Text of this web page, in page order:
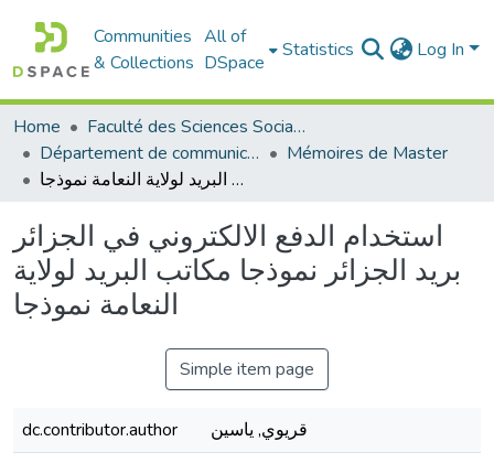
Communities
& Collections
All of
DSpace
Statistics Log In
Home
Faculté des Sciences Sociales
Département de communication
Mémoires de Master
استخدام الدفع الالكتروني في الجزائر بريد الجزائر نموذجا مكاتب البريد لولاية النعامة نموذجا
استخدام الدفع الالكتروني في الجزائر
بريد الجزائر نموذجا مكاتب البريد لولاية
النعامة نموذجا
Simple item page
dc.contributor.author
قريوي, ياسين